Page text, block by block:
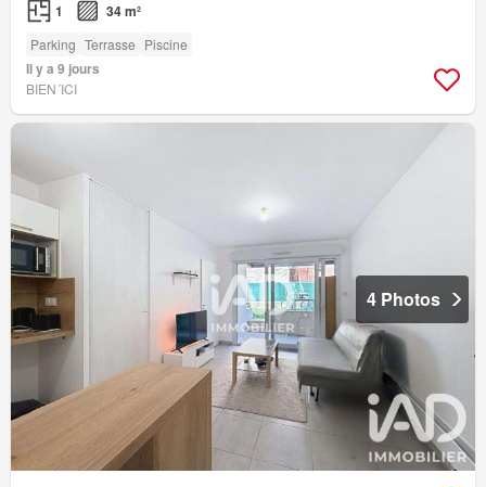
1 34 m²
Parking Terrasse Piscine
Il y a 9 jours
BIEN´ICI
4 Photos